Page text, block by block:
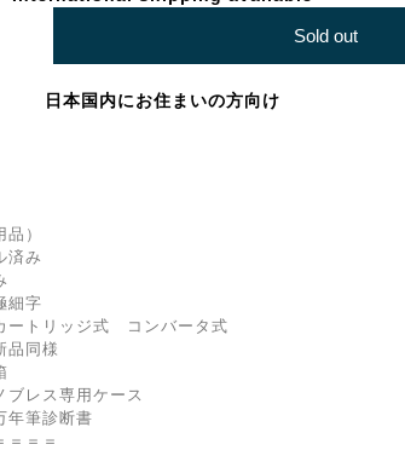
Sold out
日本国内にお住まいの方向け
）
済み
字
トリッジ式 コンバータ式
品同様
専用ケース
断書
＝＝＝